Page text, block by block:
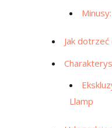
Minusy:
Jak
Llamp